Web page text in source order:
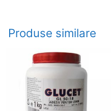
Produse similare